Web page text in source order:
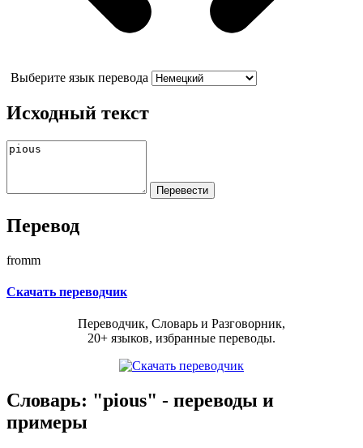
Выберите язык перевода
Исходный текст
Перевод
fromm
Скачать переводчик
Переводчик, Словарь и Разговорник,
20+ языков, избранные переводы.
Словарь: "pious" - переводы и
примеры